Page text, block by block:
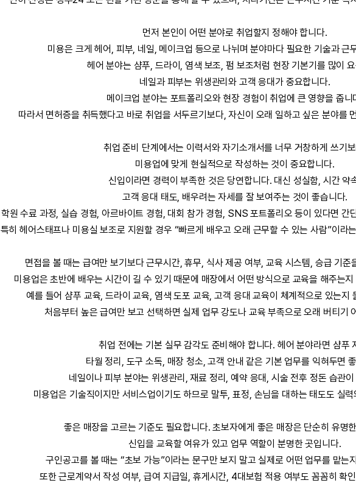
먼저 본인이 어떤 분야로 취업할지 정해야 합니다.
미용은 크게 헤어, 피부, 네일, 메이크업 등으로 나뉘며 분야마다 필요한 기술과 근
헤어 분야는 샴푸, 드라이, 염색 보조, 펌 보조처럼 현장 기본기를 많이
네일과 피부는 위생관리와 고객 응대가 중요합니다.
메이크업 분야는 포트폴리오와 현장 경험이 취업에 큰 영향을 줍니
따라서 면허증을 취득했다고 바로 취업을 서두르기보다, 자신이 오래 일하고 싶은 분야를
취업 준비 단계에서는 이력서와 자기소개서를 너무 거창하게 쓰기
미용업에 맞게 현실적으로 작성하는 것이 중요합니다.
신입이라면 경력이 부족한 것은 당연합니다. 대신 성실함, 시간 약
고객 응대 태도, 배우려는 자세를 잘 보여주는 것이 좋습니다.
학원 수료 과정, 실습 경험, 아르바이트 경험, 대회 참가 경험, SNS 포트폴리오 등이 있다면 간
특히 헤어스태프나 미용실 보조로 지원할 경우 “빠르게 배우고 오래 근무할 수 있는 사람”이라
면접을 볼 때는 급여만 보기보다 근무시간, 휴무, 식사 제공 여부, 교육 시스템, 승급 기준
미용업은 초반에 배우는 시간이 길 수 있기 때문에 매장에서 어떤 방식으로 교육을 해주는
예를 들어 샴푸 교육, 드라이 교육, 염색 도포 교육, 고객 응대 교육이 체계적으로 있는지
처음부터 높은 급여만 보고 선택하면 실제 업무 강도나 교육 부족으로 오래 버티기
취업 전에는 기본 실무 감각도 준비해야 합니다. 헤어 분야라면 샴푸
타월 정리, 도구 소독, 매장 청소, 고객 안내 같은 기본 업무를 익혀두면
네일이나 피부 분야는 위생관리, 재료 정리, 예약 응대, 시술 전후 정돈 습관
미용업은 기술직이지만 서비스업이기도 하므로 말투, 표정, 손님을 대하는 태도도 실
좋은 매장을 고르는 기준도 필요합니다. 초보자에게 좋은 매장은 단순히 유명
신입을 교육할 여유가 있고 업무 역할이 분명한 곳입니다.
구인공고를 볼 때는 “초보 가능”이라는 문구만 보지 말고 실제로 어떤 업무를 맡는
또한 근로계약서 작성 여부, 급여 지급일, 휴게시간, 4대보험 적용 여부도 꼼꼼히 확